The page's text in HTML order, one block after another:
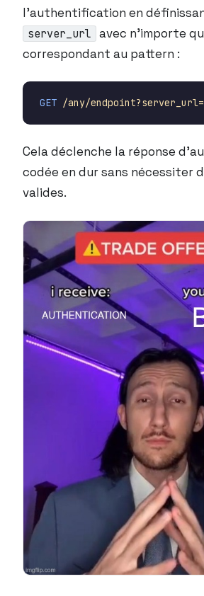
l’authentification en
server_url
avec n’importe
correspondant au pattern :
GET /any/
Cela déclenche la réponse
codée en dur sans nécessiter
valides.